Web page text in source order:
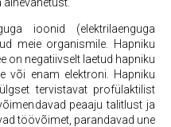
ioonid (elektrilaenguga
meie organismile. Hapniku
on negatiivselt laetud hapniku
või enam elektroni. Hapniku
tervistavat profülaktilist
peaaju talitlust ja
töövõimet, parandavad une